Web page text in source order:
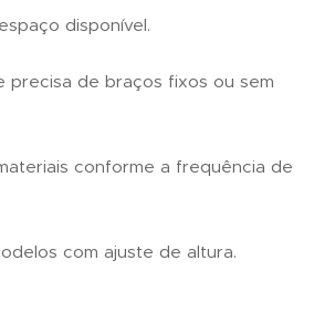
disponível.
precisa de braços fixos ou sem
conforme a frequência de
com ajuste de altura.